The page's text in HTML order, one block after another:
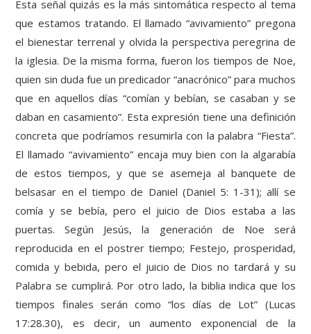
Esta señal quizás es la más sintomática respecto al tema
que estamos tratando. El llamado “avivamiento” pregona
el bienestar terrenal y olvida la perspectiva peregrina de
la iglesia. De la misma forma, fueron los tiempos de Noe,
quien sin duda fue un predicador “anacrónico” para muchos
que en aquellos días “comían y bebían, se casaban y se
daban en casamiento”. Esta expresión tiene una definición
concreta que podríamos resumirla con la palabra “Fiesta”.
El llamado “avivamiento” encaja muy bien con la algarabía
de estos tiempos, y que se asemeja al banquete de
belsasar en el tiempo de Daniel (Daniel 5: 1-31); allí se
comía y se bebía, pero el juicio de Dios estaba a las
puertas. Según Jesús, la generación de Noe será
reproducida en el postrer tiempo; Festejo, prosperidad,
comida y bebida, pero el juicio de Dios no tardará y su
Palabra se cumplirá. Por otro lado, la biblia indica que los
tiempos finales serán como “los días de Lot” (Lucas
17:28.30), es decir, un aumento exponencial de la